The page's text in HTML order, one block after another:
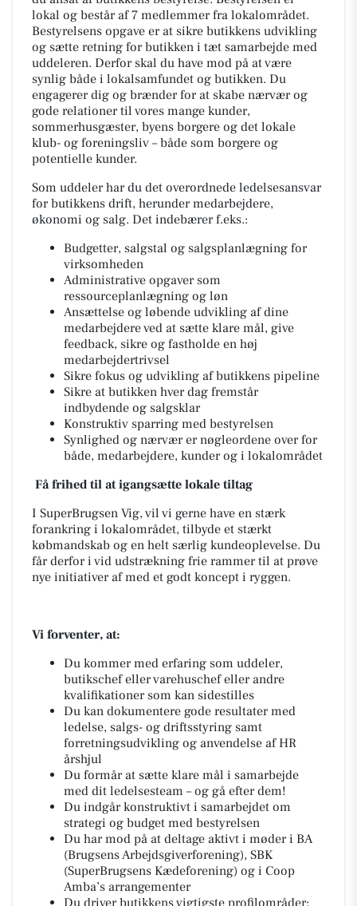
lokal og består af 7 medlemmer fra lokalområdet.
Bestyrelsens opgave er at sikre butikkens udvikling
og sætte retning for butikken i tæt samarbejde med
uddeleren. Derfor skal du have mod på at være
synlig både i lokalsamfundet og butikken. Du
engagerer dig og brænder for at skabe nærvær og
gode relationer til vores mange kunder,
sommerhusgæster, byens borgere og det lokale
klub- og foreningsliv – både som borgere og
potentielle kunder.
Som uddeler har du det overordnede ledelsesansvar
for butikkens drift, herunder medarbejdere,
økonomi og salg. Det indebærer f.eks.:
Budgetter, salgstal og salgsplanlægning for
virksomheden
Administrative opgaver som
ressourceplanlægning og løn
Ansættelse og løbende udvikling af dine
medarbejdere ved at sætte klare mål, give
feedback, sikre og fastholde en høj
medarbejdertrivsel
Sikre fokus og udvikling af butikkens pipeline
Sikre at butikken hver dag fremstår
indbydende og salgsklar
Konstruktiv sparring med bestyrelsen
Synlighed og nærvær er nøgleordene over for
både, medarbejdere, kunder og i lokalområdet
Få frihed til at igangsætte lokale tiltag
I SuperBrugsen Vig, vil vi gerne have en stærk
forankring i lokalområdet, tilbyde et stærkt
købmandskab og en helt særlig kundeoplevelse. Du
får derfor i vid udstrækning frie rammer til at prøve
nye initiativer af med et godt koncept i ryggen.
Vi forventer, at:
Du kommer med erfaring som uddeler,
butikschef eller varehuschef eller andre
kvalifikationer som kan sidestilles
Du kan dokumentere gode resultater med
ledelse, salgs- og driftsstyring samt
forretningsudvikling og anvendelse af HR
årshjul
Du formår at sætte klare mål i samarbejde
med dit ledelsesteam – og gå efter dem!
Du indgår konstruktivt i samarbejdet om
strategi og budget med bestyrelsen
Du har mod på at deltage aktivt i møder i BA
(Brugsens Arbejdsgiverforening), SBK
(SuperBrugsens Kædeforening) og i Coop
Amba’s arrangementer
Du driver butikkens vigtigste profilområder: